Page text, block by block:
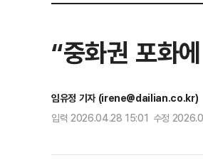
“중화권 포화
임유정 기자 (irene@dailian.co.kr)
입력 2026.04.28 15:01 수정